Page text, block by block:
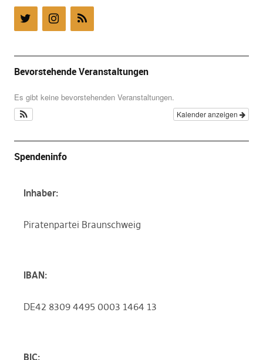
Bevorstehende Veranstaltungen
Es gibt keine bevorstehenden Veranstaltungen.
Kalender anzeigen
Spendeninfo
Inhaber:
Piratenpartei Braunschweig
IBAN:
DE42 8309 4495 0003 1464 13
BIC: